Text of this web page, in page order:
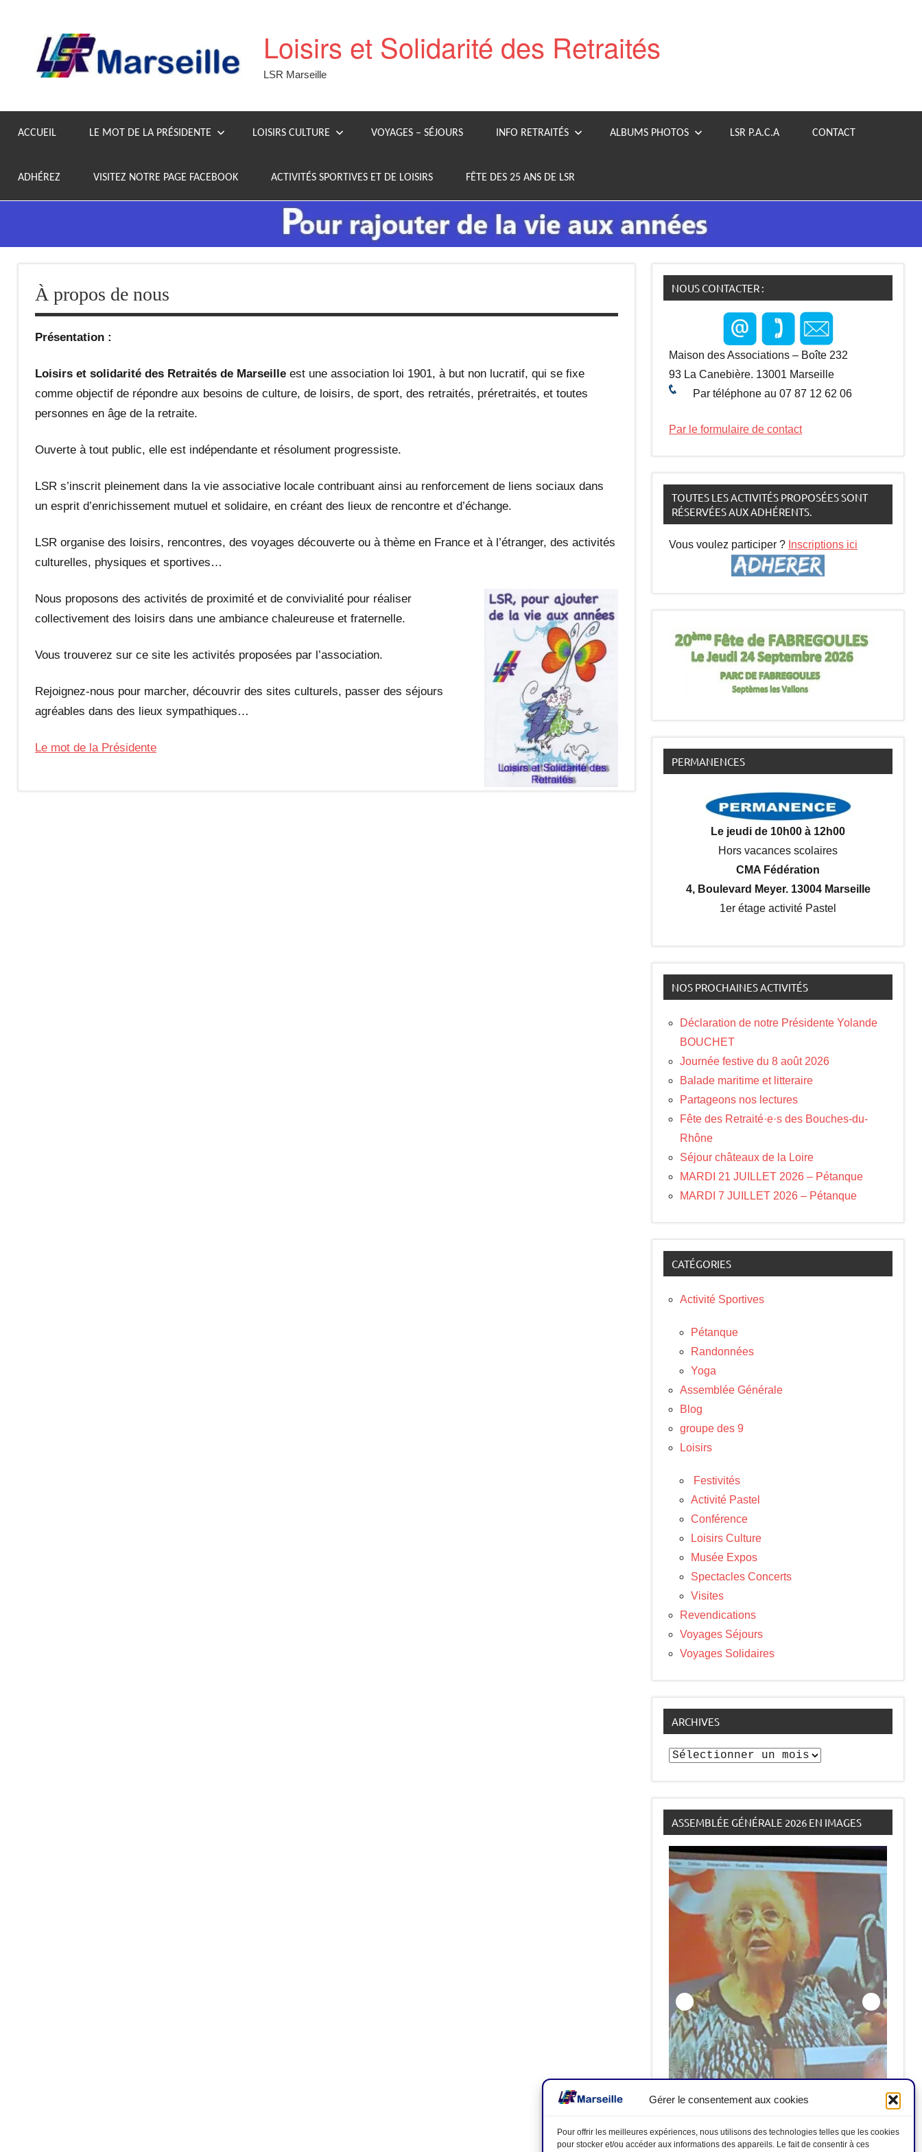
Gérer le consentement aux cookies
Pour offrir les meilleures expériences, nous utilisons des technologies telles que les cookies
pour stocker et/ou accéder aux informations des appareils. Le fait de consentir à ces
Loisirs et Solidarité des Retraités
LSR Marseille
ACCUEIL LE MOT DE LA PRÉSIDENTE LOISIRS CULTURE VOYAGES – SÉJOURS INFO RETRAITÉS ALBUMS PHOTOS LSR P.A.C.A CONTACT
ADHÉREZ VISITEZ NOTRE PAGE FACEBOOK ACTIVITÉS SPORTIVES ET DE LOISIRS FÊTE DES 25 ANS DE LSR
À propos de nous
Présentation :
Loisirs et solidarité des Retraités de Marseille est une association loi 1901, à but non lucratif, qui se fixe
comme objectif de répondre aux besoins de culture, de loisirs, de sport, des retraités, préretraités, et toutes
personnes en âge de la retraite.
Ouverte à tout public, elle est indépendante et résolument progressiste.
LSR s’inscrit pleinement dans la vie associative locale contribuant ainsi au renforcement de liens sociaux dans
un esprit d’enrichissement mutuel et solidaire, en créant des lieux de rencontre et d’échange.
LSR organise des loisirs, rencontres, des voyages découverte ou à thème en France et à l’étranger, des activités
culturelles, physiques et sportives…
Nous proposons des activités de proximité et de convivialité pour réaliser
collectivement des loisirs dans une ambiance chaleureuse et fraternelle.
Vous trouverez sur ce site les activités proposées par l’association.
Rejoignez-nous pour marcher, découvrir des sites culturels, passer des séjours
agréables dans des lieux sympathiques…
Le mot de la Présidente
NOUS CONTACTER :
Maison des Associations – Boîte 232
93 La Canebière. 13001 Marseille
Par téléphone au 07 87 12 62 06
Par le formulaire de contact
TOUTES LES ACTIVITÉS PROPOSÉES SONT
RÉSERVÉES AUX ADHÉRENTS.
Vous voulez participer ? Inscriptions ici
PERMANENCES
Le jeudi de 10h00 à 12h00
Hors vacances scolaires
CMA Fédération
4, Boulevard Meyer. 13004 Marseille
1er étage activité Pastel
NOS PROCHAINES ACTIVITÉS
Déclaration de notre Présidente Yolande
BOUCHET
Journée festive du 8 août 2026
Balade maritime et litteraire
Partageons nos lectures
Fête des Retraité·e·s des Bouches-du-
Rhône
Séjour châteaux de la Loire
MARDI 21 JUILLET 2026 – Pétanque
MARDI 7 JUILLET 2026 – Pétanque
CATÉGORIES
Activité Sportives
Pétanque
Randonnées
Yoga
Assemblée Générale
Blog
groupe des 9
Loisirs
Festivités
Activité Pastel
Conférence
Loisirs Culture
Musée Expos
Spectacles Concerts
Visites
Revendications
Voyages Séjours
Voyages Solidaires
ARCHIVES
Archives
ASSEMBLÉE GÉNÉRALE 2026 EN IMAGES
Assemblée générale le 7 février 2026
ALCIDE ; Philippe NEGRIER ; Antoine
GARAU